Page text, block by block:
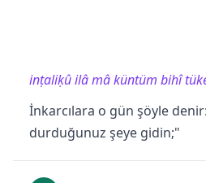
inṭaliḳû ilâ mâ küntüm bihî
İnkarcılara o gün şöyle
durduğunuz şeye gidin;"